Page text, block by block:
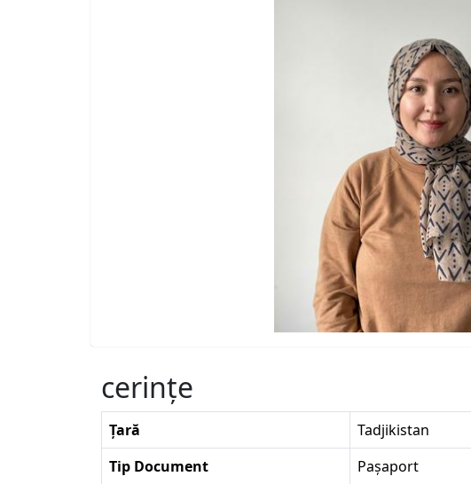
cerinţe
Țară
Tadjikistan
Tip Document
Pașaport